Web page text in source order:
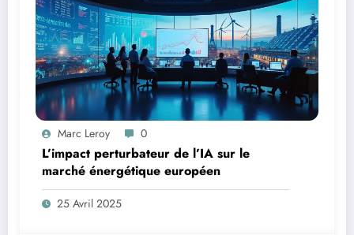
Marc Leroy 0
L’impact perturbateur de l’IA sur le
marché énergétique européen
25 Avril 2025